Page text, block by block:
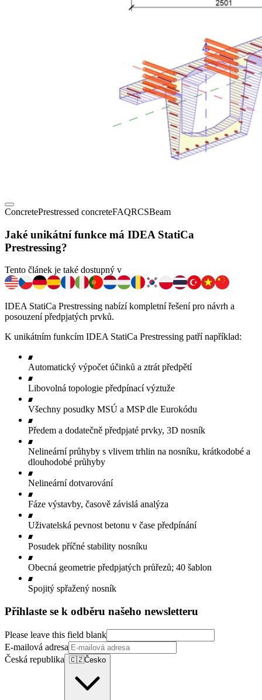
ConcretePrestressed concreteFAQRCSBeam
Jaké unikátní funkce má IDEA StatiCa
Prestressing?
Tento článek je také dostupný v
IDEA StatiCa Prestressing nabízí kompletní řešení pro návrh a
posouzení předpjatých prvků.
K unikátním funkcím IDEA StatiCa Prestressing patří například:
Automatický výpočet účinků a ztrát předpětí
Libovolná topologie předpínací výztuže
Všechny posudky MSÚ a MSP dle Eurokódu
Předem a dodatečně předpjaté prvky, 3D nosník
Nelineární průhyby s vlivem trhlin na nosníku, krátkodobé a
dlouhodobé průhyby
Nelineární dotvarování
Fáze výstavby, časově závislá analýza
Uživatelská pevnost betonu v čase předpínání
Posudek příčné stability nosníku
Obecná geometrie předpjatých průřezů; 40 šablon
Spojitý spřažený nosník
Přihlaste se k odběru našeho newsletteru
Please leave this field blank
E-mailová adresa
Česká republika 🇨🇿Česko